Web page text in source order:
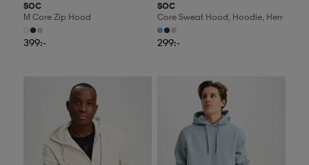
SOC
M Core Zip Hood
399:-
SOC
Core Sweat Hood, Hoodie, Herr
299:-